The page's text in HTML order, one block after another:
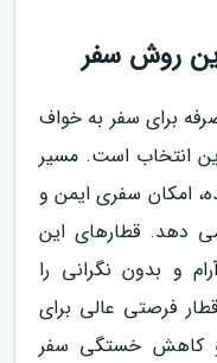
روش سفر
برای سفر به خواف
انتخاب است. مسیر
امکان سفری ایمن و
دهد. قطارهای این
و بدون نگرانی را
فرصتی عالی برای
و کاهش خستگی سفر